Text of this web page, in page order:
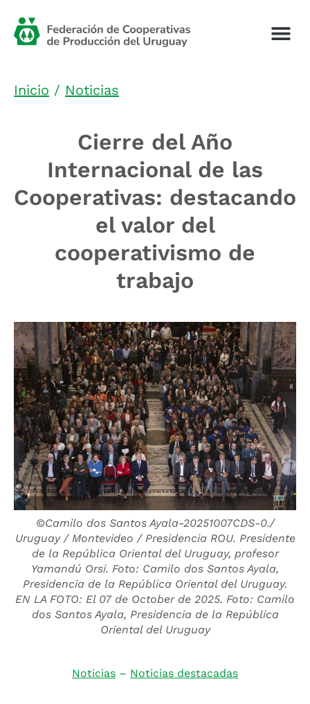
Inicio / Noticias
Cierre del Año
Internacional de las
Cooperativas: destacando
el valor del
cooperativismo de
trabajo
©Camilo dos Santos Ayala-20251007CDS-0./
Uruguay / Montevideo / Presidencia ROU. Presidente
de la República Oriental del Uruguay, profesor
Yamandú Orsi. Foto: Camilo dos Santos Ayala,
Presidencia de la República Oriental del Uruguay.
EN LA FOTO: El 07 de October de 2025. Foto: Camilo
dos Santos Ayala, Presidencia de la República
Oriental del Uruguay
Noticias – Noticias destacadas